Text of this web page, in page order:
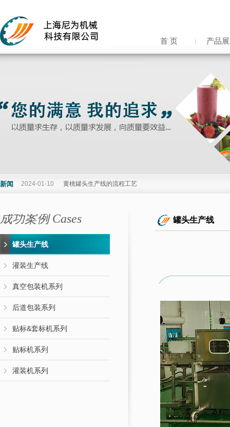
首 页 产品
新闻 2024-01-10 黄桃罐头生产线的流程工艺
成功案例 Cases
罐头生产线
灌装生产线
真空包装机系列
后道包装系列
贴标&套标机系列
贴标机系列
灌装机系列
罐头生产线